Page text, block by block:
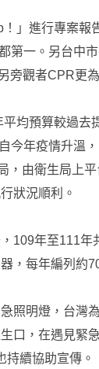
」進行專案
第一。另台中
旁觀者CPR更
均預算較過
年疫情升溫
由衛生局上
狀況順利。
109年至111
，每年編列約
照明燈，台灣
口，在遇見緊
續協助宣傳。